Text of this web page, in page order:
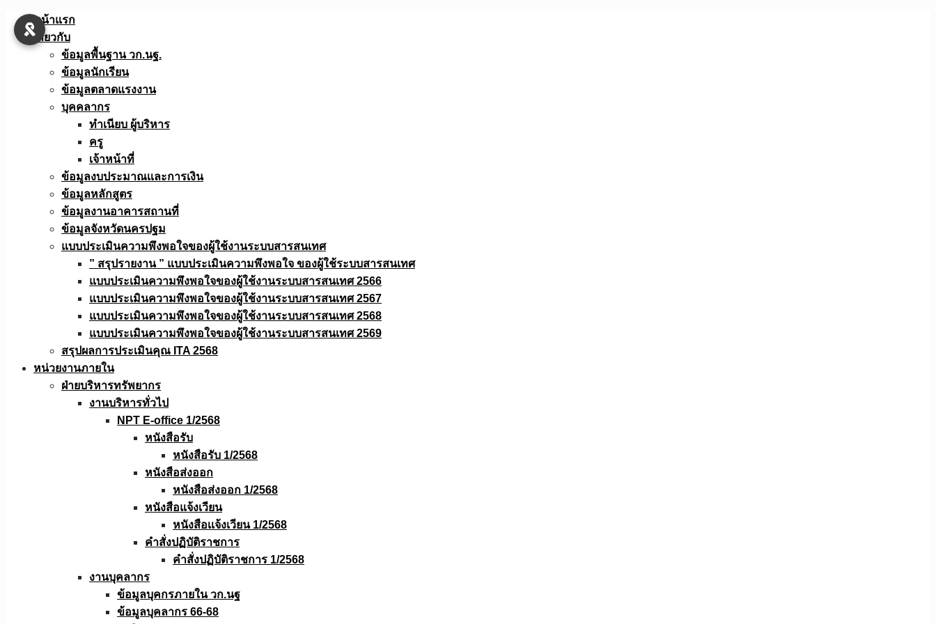
Skip
หน้าแรก
เกี่ยวกับ
ข้อมูลพื้นฐาน วก.นฐ.
ข้อมูลนักเรียน
ข้อมูลตลาดแรงงาน
บุคคลากร
ทำเนียบ ผู้บริหาร
ครู
เจ้าหน้าที่
ข้อมูลงบประมาณเเละการเงิน
ข้อมูลหลักสูตร
ข้อมูลงานอาคารสถานที่
ข้อมูลจังหวัดนครปฐม
แบบประเมินความพึงพอใจของผู้ใช้งานระบบสารสนเทศ
” สรุปรายงาน ” แบบประเมินความพึงพอใจ ของผู้ใช้ระบบสารสนเทศ
แบบประเมินความพึงพอใจของผู้ใช้งานระบบสารสนเทศ 2566
แบบประเมินความพึงพอใจของผู้ใช้งานระบบสารสนเทศ 2567
แบบประเมินความพึงพอใจของผู้ใช้งานระบบสารสนเทศ 2568
แบบประเมินความพึงพอใจของผู้ใช้งานระบบสารสนเทศ 2569
สรุปผลการประเมินคุณ ITA 2568
หน่วยงานภายใน
ฝ่ายบริหารทรัพยากร
งานบริหารทั่วไป
NPT E-office 1/2568
หนังสือรับ
หนังสือรับ 1/2568
หนังสือส่งออก
หนังสือส่งออก 1/2568
หนังสือแจ้งเวียน
หนังสือเเจ้งเวียน 1/2568
คำสั่งปฏิบัติราชการ
คำสั่งปฏิบัติราชการ 1/2568
งานบุคลากร
ข้อมูลบุคกรภายใน วก.นฐ
ข้อมูลบุคลากร 66-68